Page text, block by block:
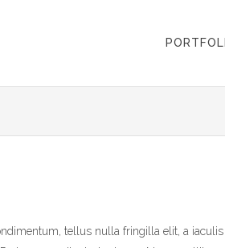
tellus nulla fringilla elit, a